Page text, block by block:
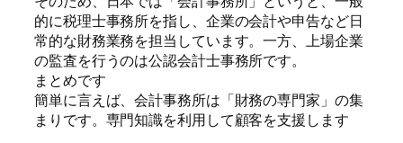
的に税理士事務所を指し、企業の会計や申告など日
常的な財務業務を担当しています。一方、上場企業
の監査を行うのは公認会計士事務所です。
まとめです
簡単に言えば、会計事務所は「財務の専門家」の集
まりです。専門知識を利用して顧客を支援します